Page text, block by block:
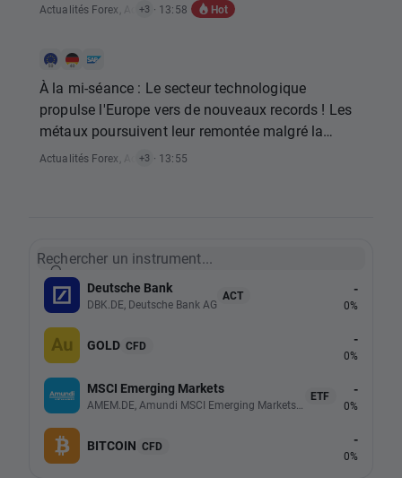
Actualités Forex Actualités Indices ,Actualités Rapports Économiques
+3 · 13:58 Hot
À la mi-séance : Le secteur technologique
propulse l'Europe vers de nouveaux records ! Les
métaux poursuivent leur remontée malgré la
stagnation du dollar américain (07.08.2026)
Actualités Forex Actualités Matières Premières
+3 · 13:55
Rechercher un instrument...
Deutsche Bank
DBK.DE, Deutsche Bank AG
ACT -
0%
GOLD CFD -
0%
MSCI Emerging Markets ETF -
0%
BITCOIN CFD -
0%